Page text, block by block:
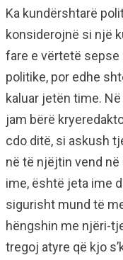
Ka kundërshtarë
konsiderojnë si një
fare e vërtetë sepse
politike, por edhe
kaluar jetën time.
jam bërë
cdo ditë, si askush
në të njëjtin vend në
ime, është jeta ime
sigurisht mund të
hëngshin me njëri-
tregoj atyre që kjo